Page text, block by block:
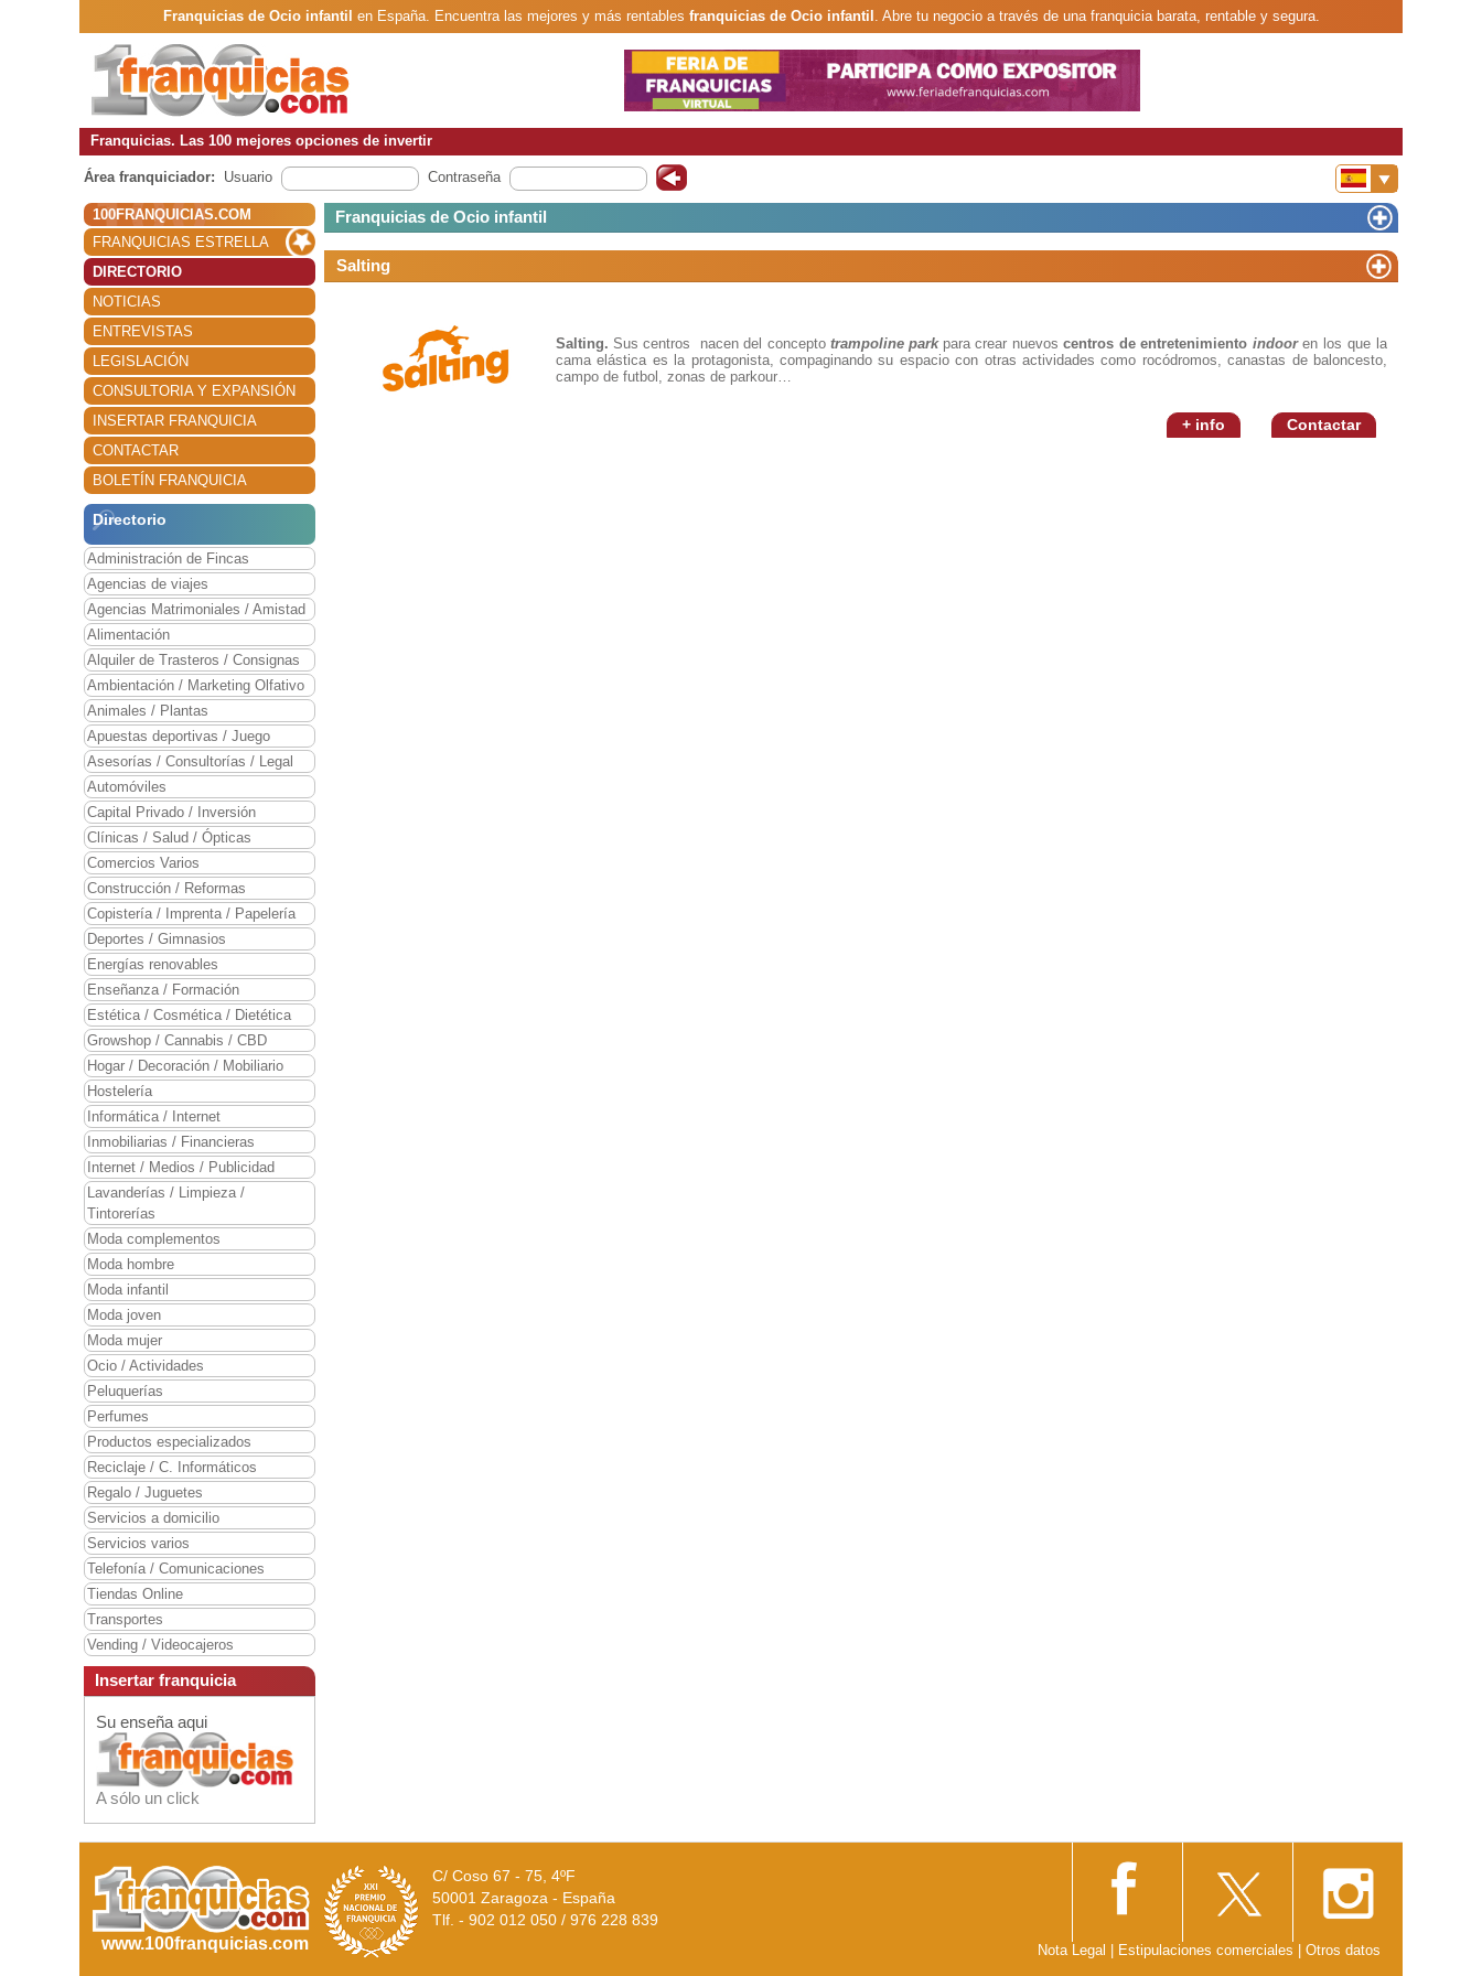
Franquicias de Ocio infantil en España. Encuentra las mejores y más rentables franquicias de Ocio infantil . Abre tu negocio a través de una franquicia barata, rentable y segura.
Franquicias. Las 100 mejores opciones de invertir
Área franquiciador: Usuario Contraseña
100FRANQUICIAS.COM
FRANQUICIAS ESTRELLA
DIRECTORIO
NOTICIAS
ENTREVISTAS
LEGISLACIÓN
CONSULTORIA Y EXPANSIÓN
INSERTAR FRANQUICIA
CONTACTAR
BOLETÍN FRANQUICIA
Directorio
Administración de Fincas
Agencias de viajes
Agencias Matrimoniales / Amistad
Alimentación
Alquiler de Trasteros / Consignas
Ambientación / Marketing Olfativo
Animales / Plantas
Apuestas deportivas / Juego
Asesorías / Consultorías / Legal
Automóviles
Capital Privado / Inversión
Clínicas / Salud / Ópticas
Comercios Varios
Construcción / Reformas
Copistería / Imprenta / Papelería
Deportes / Gimnasios
Energías renovables
Enseñanza / Formación
Estética / Cosmética / Dietética
Growshop / Cannabis / CBD
Hogar / Decoración / Mobiliario
Hostelería
Informática / Internet
Inmobiliarias / Financieras
Internet / Medios / Publicidad
Lavanderías / Limpieza /
Tintorerías
Moda complementos
Moda hombre
Moda infantil
Moda joven
Moda mujer
Ocio / Actividades
Peluquerías
Perfumes
Productos especializados
Reciclaje / C. Informáticos
Regalo / Juguetes
Servicios a domicilio
Servicios varios
Telefonía / Comunicaciones
Tiendas Online
Transportes
Vending / Videocajeros
Insertar franquicia
Su enseña aqui
A sólo un click
Franquicias de Ocio infantil
Salting
Salting. Sus centros nacen del concepto trampoline park para crear nuevos centros de entretenimiento indoor en los que la
cama elástica es la protagonista, compaginando su espacio con otras actividades como rocódromos, canastas de baloncesto,
campo de futbol, zonas de parkour…
+ info Contactar
www.100franquicias.com
C/ Coso 67 - 75, 4ºF
50001 Zaragoza - España
Tlf. - 902 012 050 / 976 228 839
Nota Legal Estipulaciones comerciales Otros datos